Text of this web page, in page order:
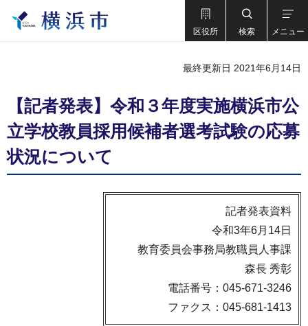
区役所 検索 メニュー
最終更新日 2021年6月14日
【記者発表】令和３年度実施横浜市公
立学校教員採用候補者選考試験の応募
状況について
記者発表資料
令和3年6月14日
教育委員会事務局教職員人事課
森長 秀彰
電話番号：045-671-3246
ファクス：045-681-1413